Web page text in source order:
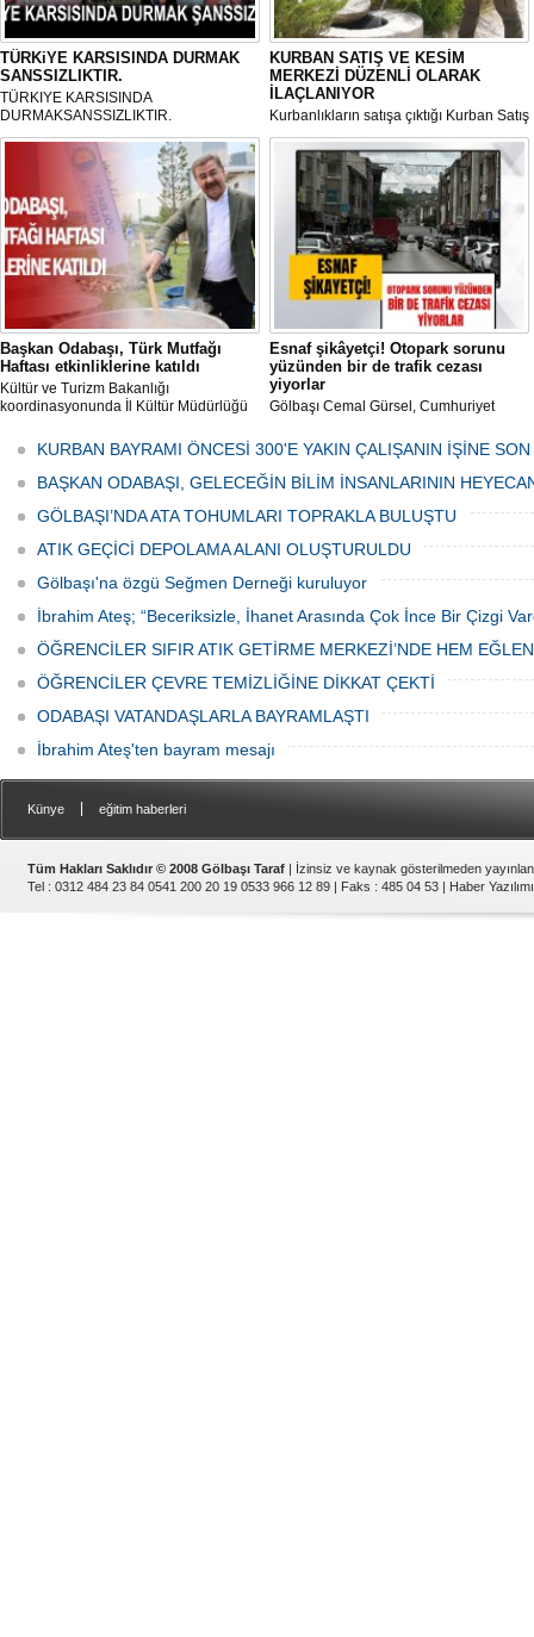
TÜRKiYE KARSISINDA DURMAK
SANSSIZLIKTIR.
TÜRKIYE KARSISINDA
DURMAKSANSSIZLIKTIR.
KURBAN SATIŞ VE KESİM
MERKEZİ DÜZENLİ OLARAK
İLAÇLANIYOR
Kurbanlıkların satışa çıktığı Kurban Satış
ve Kesim Merkezi, haşere ve
mikropların önüne geçilmesi amacıyla
her gün Gölbaşı Belediyesi ekipleri
tarafından düzenli olarak ilaçlanıyor.
Başkan Odabaşı, Türk Mutfağı
Haftası etkinliklerine katıldı
Kültür ve Turizm Bakanlığı
koordinasyonunda İl Kültür Müdürlüğü
Haftası" etkinlikleri Ankara'da devam
ediyor.
Esnaf şikâyetçi! Otopark sorunu
yüzünden bir de trafik cezası
yiyorlar
Gölbaşı Cemal Gürsel, Cumhuriyet
bulunan esnaf ve alışverişe gelen
vatandaşlar park cezaları yüzünden
canından bezdi.
KURBAN BAYRAMI ÖNCESİ 300'E YAKIN ÇALIŞANIN İŞİNE
BAŞKAN ODABAŞI, GELECEĞİN BİLİM İNSANLARININ
GÖLBAŞI’NDA ATA TOHUMLARI TOPRAKLA BULUŞTU
ATIK GEÇİCİ DEPOLAMA ALANI OLUŞTURULDU
Gölbaşı'na özgü Seğmen Derneği kuruluyor
İbrahim Ateş; “Beceriksizle, İhanet Arasında Çok İnce Bir Çizgi
ÖĞRENCİLER SIFIR ATIK GETİRME MERKEZİ’NDE HEM
ÖĞRENCİLER ÇEVRE TEMİZLİĞİNE DİKKAT ÇEKTİ
ODABAŞI VATANDAŞLARLA BAYRAMLAŞTI
İbrahim Ateş'ten bayram mesajı
Künye eğitim haberleri
Tüm Hakları Saklıdır © 2008 Gölbaşı Taraf | İzinsiz ve kaynak gösterilmeden
Tel : 0312 484 23 84 0541 200 20 19 0533 966 12 89 | Faks : 485 04 53 | Haber Yazılımı